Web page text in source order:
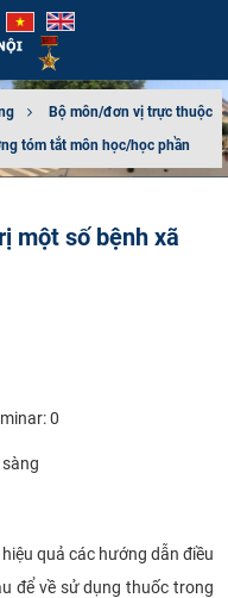
Bộ môn/đơn vị trực thuộc
tóm tắt môn học/học phần
một số bệnh xã
0
quả các hướng dẫn điều
để về sử dụng thuốc trong